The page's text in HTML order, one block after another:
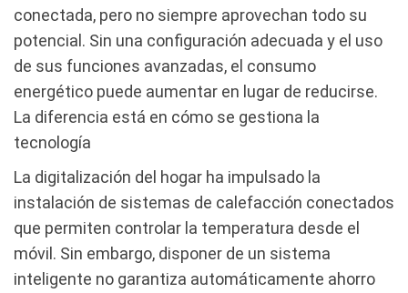
conectada, pero no siempre aprovechan todo su
potencial. Sin una configuración adecuada y el uso
de sus funciones avanzadas, el consumo
energético puede aumentar en lugar de reducirse.
La diferencia está en cómo se gestiona la
tecnología
La digitalización del hogar ha impulsado la
instalación de sistemas de calefacción conectados
que permiten controlar la temperatura desde el
móvil. Sin embargo, disponer de un sistema
inteligente no garantiza automáticamente ahorro